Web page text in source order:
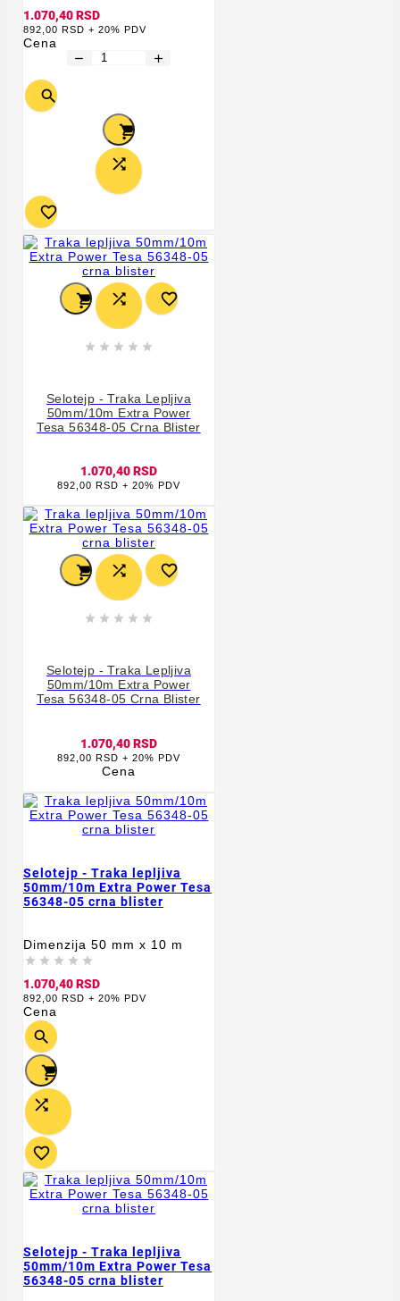
1.070,40 RSD
892,00 RSD + 20% PDV
Cena
remove add




  
    
Selotejp - Traka Lepljiva
50mm/10m Extra Power
Tesa 56348-05 Crna Blister
1.070,40 RSD
892,00 RSD + 20% PDV
  
    
Selotejp - Traka Lepljiva
50mm/10m Extra Power
Tesa 56348-05 Crna Blister
1.070,40 RSD
892,00 RSD + 20% PDV
Cena
Selotejp - Traka lepljiva
50mm/10m Extra Power Tesa
56348-05 crna blister
Dimenzija 50 mm x 10 m
    
1.070,40 RSD
892,00 RSD + 20% PDV
Cena




Selotejp - Traka lepljiva
50mm/10m Extra Power Tesa
56348-05 crna blister